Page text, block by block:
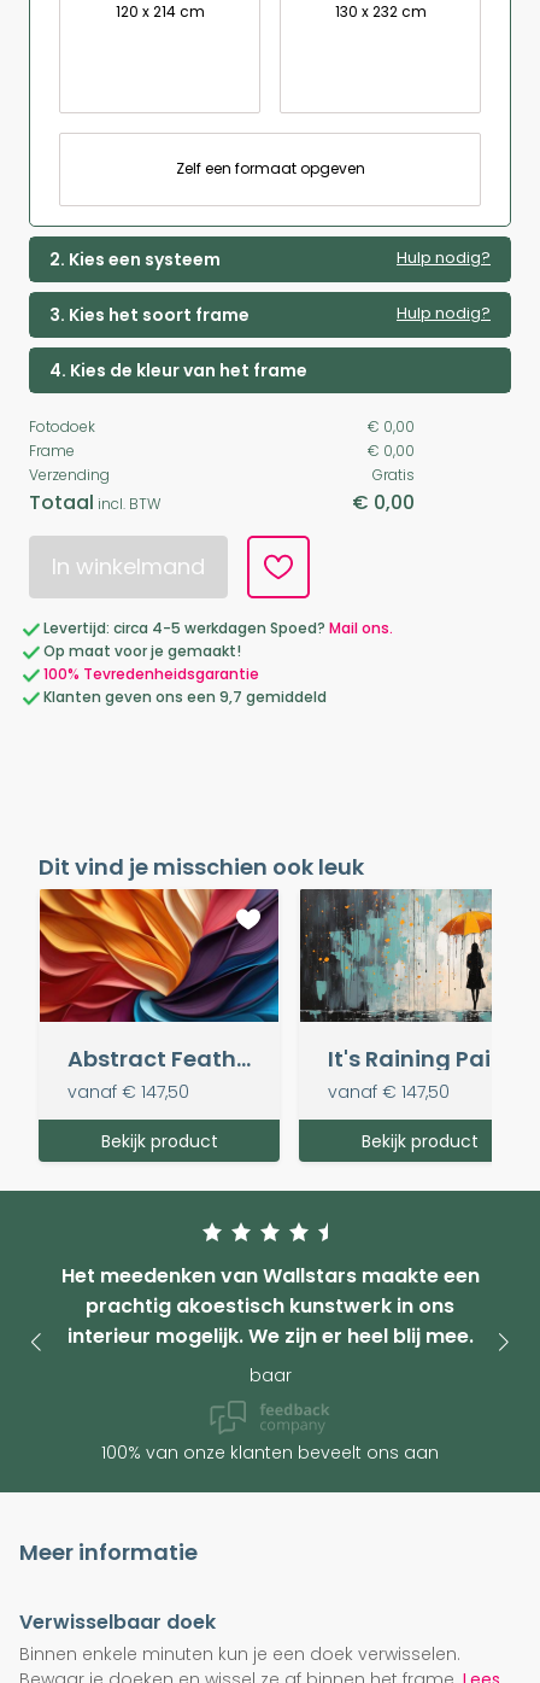
120 x 214 cm 130 x 232 cm
Zelf een formaat opgeven
2. Kies een systeem Hulp nodig?
3. Kies het soort frame Hulp nodig?
4. Kies de kleur van het frame
Fotodoek
€ 0,00
Frame
€ 0,00
Verzending
Gratis
Totaal incl. BTW € 0,00
In winkelmand
Levertijd: circa 4-5 werkdagen Spoed? Mail ons.
Op maat voor je gemaakt!
100% Tevredenheidsgarantie
Klanten geven ons een 9,7 gemiddeld
Dit vind je misschien ook leuk
Abstract Feathers
vanaf € 147,50
Bekijk product
vanaf € 147,50
Bekijk product
Het meedenken van Wallstars maakte een
prachtig akoestisch kunstwerk in ons
interieur mogelijk. We zijn er heel blij mee.
baar
100% van onze klanten beveelt ons aan
Meer informatie
Verwisselbaar doek
Binnen enkele minuten kun je een doek verwisselen.